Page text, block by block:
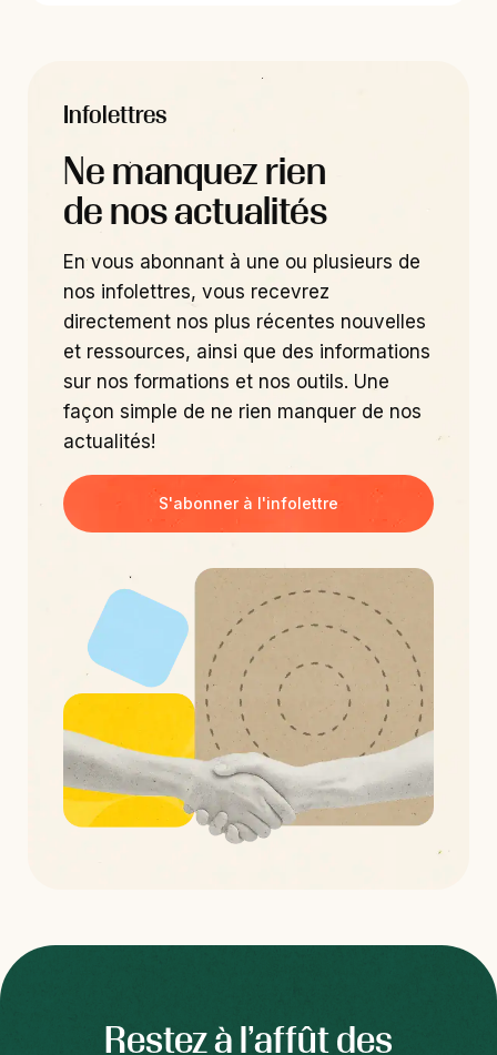
Infolettres
Ne manquez rien
de nos actualités
En vous abonnant à une ou plusieurs de
nos infolettres, vous recevrez
directement nos plus récentes nouvelles
et ressources, ainsi que des informations
sur nos formations et nos outils. Une
façon simple de ne rien manquer de nos
actualités!
S'abonner à l'infolettre
Restez à l’affût des